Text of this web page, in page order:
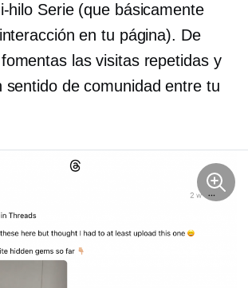
hilo Serie (que básicamente
en tu página). De
las visitas repetidas y
sentido de comunidad entre tu